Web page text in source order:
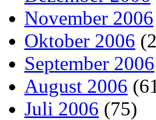
November 2006
Oktober 2006
September 2006
August 2006
Juli 2006 (75)